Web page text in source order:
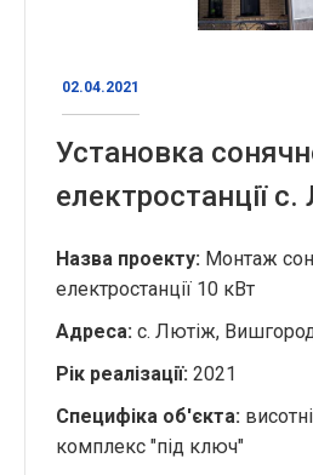
02.04.2021
Установка
електростанції
Назва проекту: Монтаж
електростанції 10 кВт
Адреса: с. Лютіж,
Рік реалізації: 2021
Специфіка об'єкта:
комплекс "під ключ"